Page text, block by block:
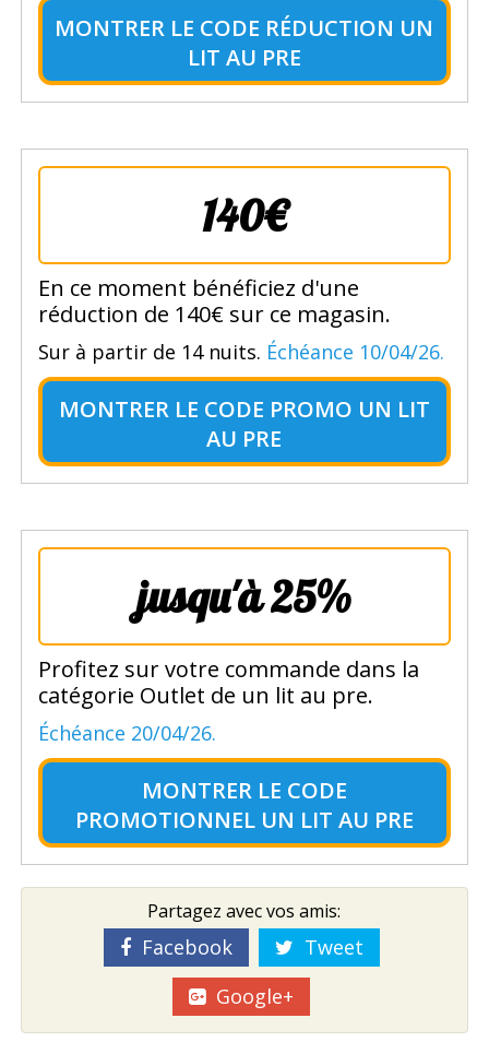
MONTRER LE CODE RÉDUCTION UN
LIT AU PRE
140€
En ce moment bénéficiez d'une
réduction de 140€ sur ce magasin.
Sur à partir de 14 nuits. Échéance 10/04/26.
MONTRER LE CODE PROMO UN LIT
AU PRE
jusqu'à 25%
Profitez sur votre commande dans la
catégorie Outlet de un lit au pre.
Échéance 20/04/26.
MONTRER LE CODE
PROMOTIONNEL UN LIT AU PRE
Partagez avec vos amis:
Facebook
Tweet
Google+